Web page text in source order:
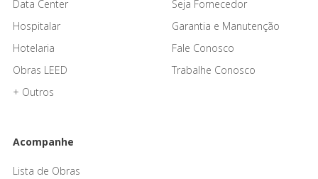
Data Center
Hospitalar
Hotelaria
Obras LEED
+ Outros
Seja Fornecedor
Garantia e Manutenção
Fale Conosco
Trabalhe Conosco
Acompanhe
Lista de Obras